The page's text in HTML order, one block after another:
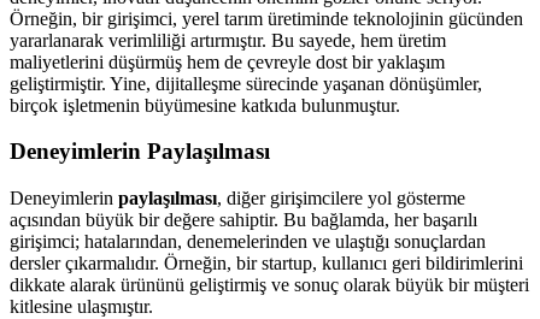
Örneğin, bir girişimci, yerel tarım üretiminde teknolojinin gücünden
yararlanarak verimliliği artırmıştır. Bu sayede, hem üretim
maliyetlerini düşürmüş hem de çevreyle dost bir yaklaşım
geliştirmiştir. Yine, dijitalleşme sürecinde yaşanan dönüşümler,
birçok işletmenin büyümesine katkıda bulunmuştur.
Deneyimlerin Paylaşılması
Deneyimlerin paylaşılması, diğer girişimcilere yol gösterme
açısından büyük bir değere sahiptir. Bu bağlamda, her başarılı
girişimci; hatalarından, denemelerinden ve ulaştığı sonuçlardan
dersler çıkarmalıdır. Örneğin, bir startup, kullanıcı geri bildirimlerini
dikkate alarak ürününü geliştirmiş ve sonuç olarak büyük bir müşteri
kitlesine ulaşmıştır.